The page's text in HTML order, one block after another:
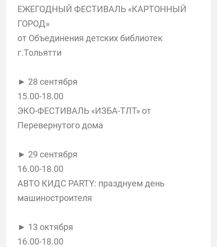
ЕЖЕГОДНЫЙ ФЕСТИВАЛЬ «КАРТОННЫЙ
ГОРОД»
от Объединения детских библиотек
г.Тольятти
► 28 сентября
15.00-18.00
ЭКО-ФЕСТИВАЛЬ «ИЗБА-ТЛТ» от
Перевернутого дома
► 29 сентября
16.00-18.00
АВТО КИДС PARTY: празднуем день
машиностроителя
► 13 октября
16.00-18.00